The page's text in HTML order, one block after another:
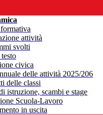
attività
svolti
civica
delle attività 2025/206
delle classi
istruzione, scambi e stage
Scuola-Lavoro
in uscita